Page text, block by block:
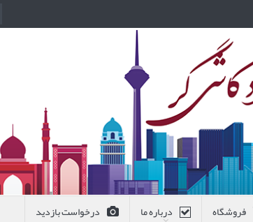
فروشگاه درباره ما درخواست بازدید